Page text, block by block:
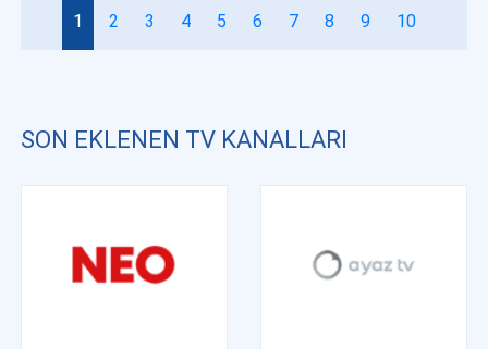
1 2 3 4 5 6 7 8 9 10
SON EKLENEN TV KANALLARI